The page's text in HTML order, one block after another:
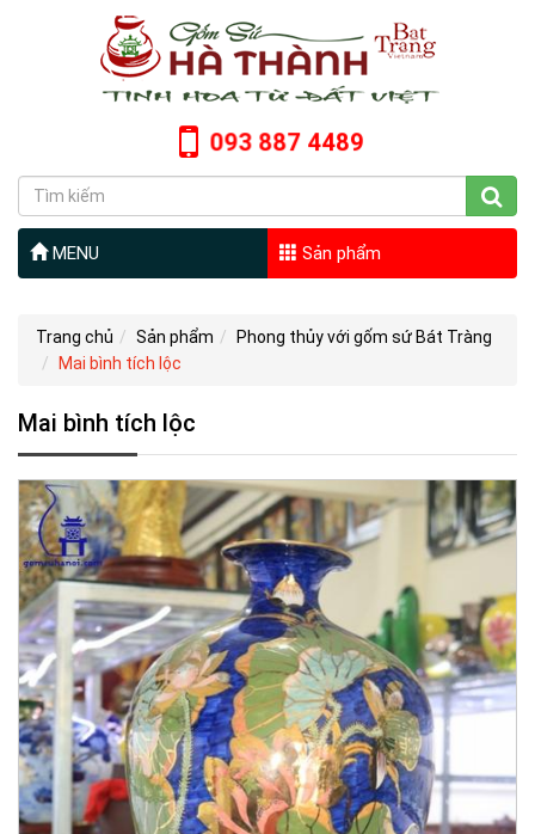
093 887 4489
MENU Sản phẩm
Trang chủ Sản phẩm
Phong thủy với gốm sứ Bát Tràng
Mai bình tích lộc
Mai bình tích lộc